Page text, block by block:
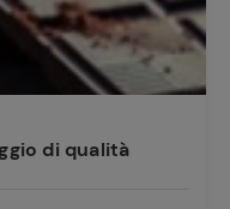
di qualità